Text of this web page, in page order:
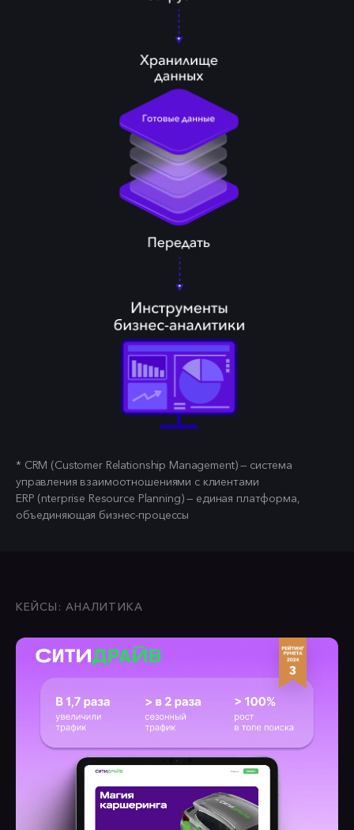
* CRM (Сustomer Relationship Management) — система
управления взаимоотношениями с клиентами
ERP (nterprise Resource Planning) — единая платформа,
объединяющая бизнес-процессы
КЕЙСЫ: АНАЛИТИКА